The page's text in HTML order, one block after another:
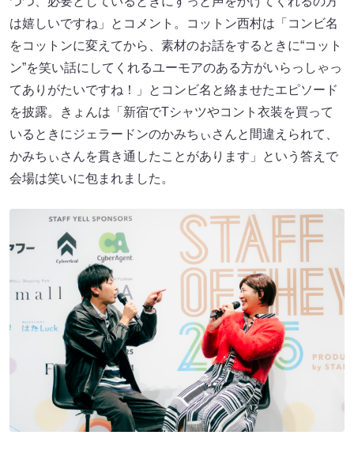
は嬉しいですね」とコメント。コットン西村は「コンビ名
をコットンに変えてから、素材のお話をするときに“コット
ン”を笑い話にしてくれるユーモアのある方がいらっしゃっ
てありがたいですね！」とコンビ名と絡ませたエピソード
を披露。きょんは「新宿でTシャツやコント衣装を買って
いるときにジェラードンのかみちぃさんと間違えられて、
かみちぃさんを貫き通したことがあります」という答えで
会場は笑いに包まれました。